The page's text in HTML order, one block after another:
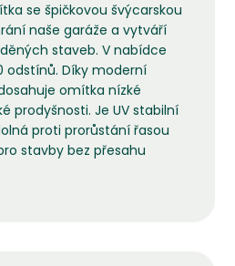
se špičkovou švýcarskou
naše garáže a vytváří
staveb. V nabídce
odstínů. Díky moderní
omítka nízké
prodyšnosti. Je UV stabilní
proti prorůstání řasou
stavby bez přesahu